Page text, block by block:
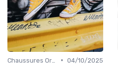
• 04/10/2025